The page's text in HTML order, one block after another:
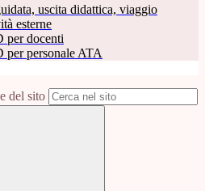
uscita didattica, viaggio
esterne
per docenti
personale ATA
del sito